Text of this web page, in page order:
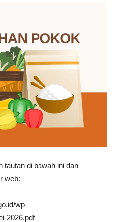
tautan di bawah ini dan
web:
wp-
2026.pdf